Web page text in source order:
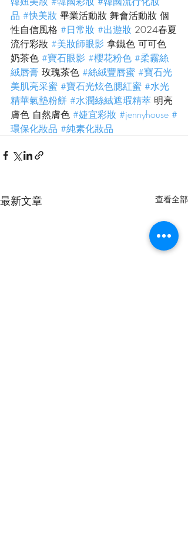
品 #快美妝 畢業活動妝 舞會活動妝 個
性自信風格 #日常妝 #出遊妝 2024春夏
流行彩妝 #美妝師眼影 拿鐵色 可可色
奶茶色 #寶石眼影 #櫻花粉色 #柔霧絲
絨唇膏 玫瑰茶色 #絲絨豐唇蜜 #寶石光
美肌亮采蜜 #寶石光炫色腮紅蜜 #水光
精華氣墊粉餅 #水潤絲絨遮瑕精萃 明亮
膚色 自然膚色 #婕宜彩妝 #jennyhouse #
環保化妝品 #純素化妝品
最新文章 查看全部